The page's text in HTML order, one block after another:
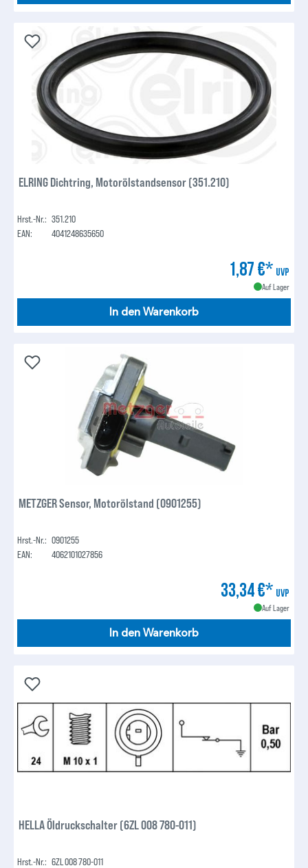
ELRING Dichtring, Motorölstandsensor (351.210)
Hrst.-Nr.: 351.210
EAN:
4041248635650
1,87 €* UVP
Auf Lager
In den Warenkorb
METZGER Sensor, Motorölstand (0901255)
Hrst.-Nr.: 0901255
EAN:
4062101027856
33,34 €* UVP
Auf Lager
In den Warenkorb
HELLA Öldruckschalter (6ZL 008 780-011)
Hrst.-Nr.: 6ZL 008 780-011